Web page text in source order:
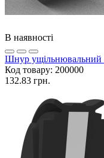
В наявності
Шнур ущільнювальний
Код товару: 200000
132.83 грн.